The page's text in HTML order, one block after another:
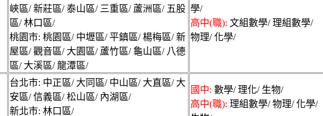
峽區/ 新莊區/ 泰山區/ 三重區/ 蘆洲區/ 五股
區/ 林口區/
桃園市: 桃園區/ 中壢區/ 平鎮區/ 楊梅區/ 新
屋區/ 觀音區/ 大園區/ 蘆竹區/ 龜山區/ 八德
區/ 大溪區/ 龍潭區/
學/
高中(職): 文組數學/ 理組數學/
物理/ 化學/
台北市: 中正區/ 大同區/ 中山區/ 大直區/ 大
安區/ 信義區/ 松山區/ 內湖區/
新北市: 林口區/
國中: 數學/ 理化/ 生物/
高中(職): 理組數學/ 物理/ 化學/